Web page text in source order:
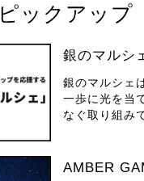
ピックアップ
銀のマルシ
銀のマルシェ
一歩に光を当
なぐ取り組み
AMBER